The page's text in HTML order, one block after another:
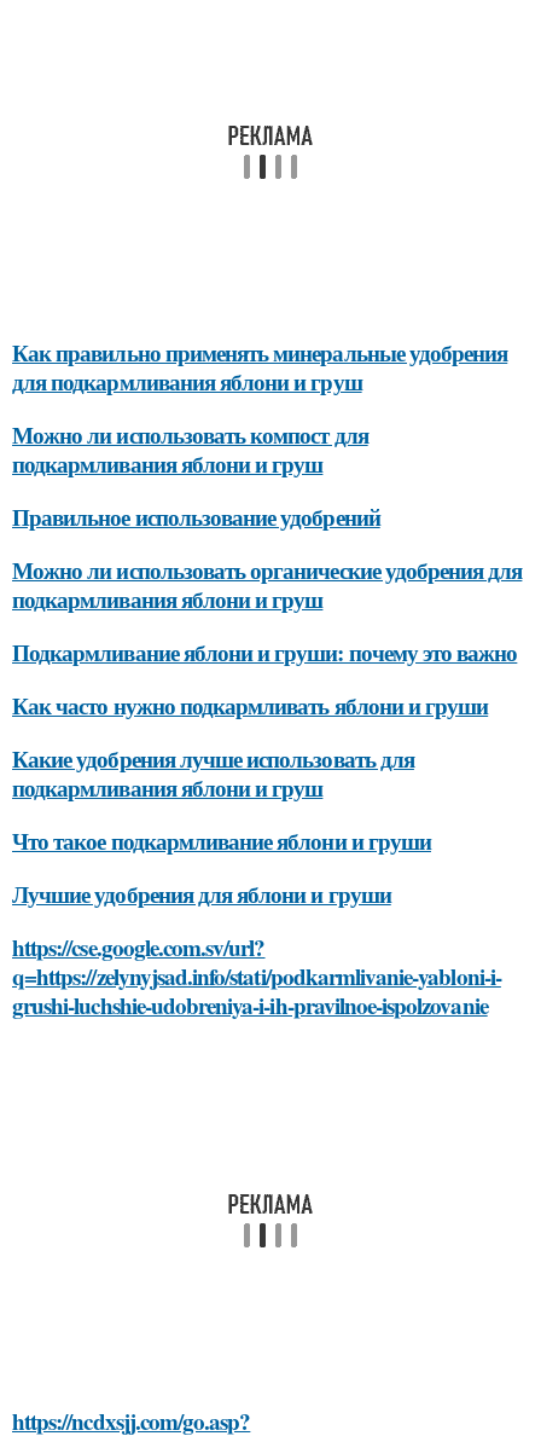
Как правильно применять минеральные удобрения
для подкармливания яблони и груш
Можно ли использовать компост для
подкармливания яблони и груш
Правильное использование удобрений
Можно ли использовать органические удобрения для
подкармливания яблони и груш
Подкармливание яблони и груши: почему это важно
Как часто нужно подкармливать яблони и груши
Какие удобрения лучше использовать для
подкармливания яблони и груш
Что такое подкармливание яблони и груши
Лучшие удобрения для яблони и груши
https://cse.google.com.sv/url?
q=https://zelynyjsad.info/stati/podkarmlivanie-yabloni-i-
grushi-luchshie-udobreniya-i-ih-pravilnoe-ispolzovanie
https://ncdxsjj.com/go.asp?